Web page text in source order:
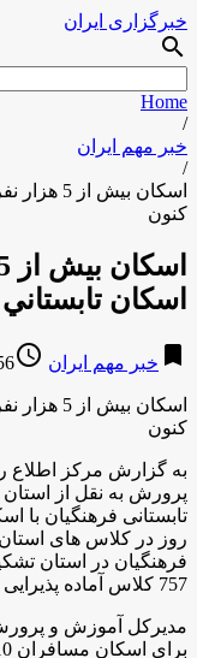
خبرگزاری ایران
search
Home
/
خبر مهم ایران
/
اسكان
كنون
اسكان
bookmark خبر مهم ایران access_time
ago
اسكان
كنون
به گزارش مركز
پرورش به نقل از
757 کلاس آماده پذیرایی از فرهنگیان مسافر است.
مدیرکل آموزش و پرورش